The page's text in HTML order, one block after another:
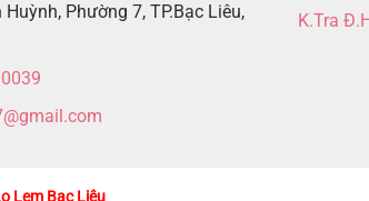
Phường 7, TP.Bạc Liêu,
K.Tra
Lem Bạc Liêu